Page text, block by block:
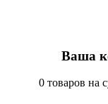
Ваша
0 товаров на